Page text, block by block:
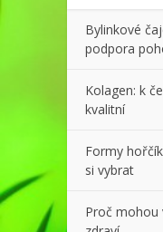
Bylinkové
podpora
Kolagen: k
kvalitní
Formy
si vybrat
Proč mohou